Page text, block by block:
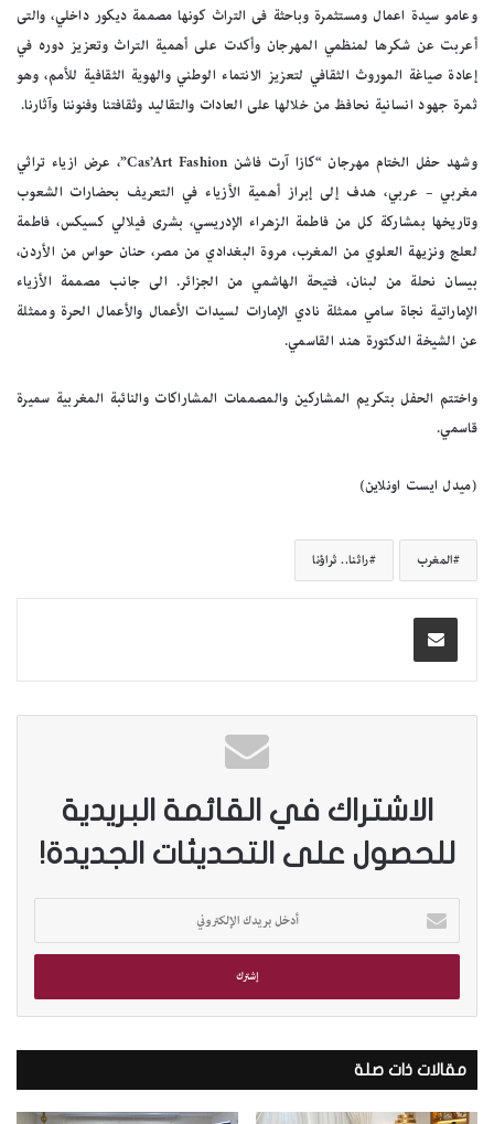
وعامو سيدة اعمال ومستثمرة وباحثة فى التراث كونها مصممة ديكور داخلي، والتى
أعربت عن شكرها لمنظمي المهرجان وأكدت على أهمية التراث وتعزيز دوره في
إعادة صياغة الموروث الثقافي لتعزيز الانتماء الوطني والهوية الثقافية للأمم، وهو
ثمرة جهود انسانية نحافظ من خلالها على العادات والتقاليد وثقافتنا وفنوننا وآثارنا.
وشهد حفل الختام مهرجان “كازا آرت فاشن Cas’Art Fashion”، عرض ازياء تراثي
مغربي – عربي، هدف إلى إبراز أهمية الأزياء في التعريف بحضارات الشعوب
وتاريخها بمشاركة كل من فاطمة الزهراء الإدريسي، بشرى فيلالي كسيكس، فاطمة
لعلج ونزيهة العلوي من المغرب، مروة البغدادي من مصر، حنان حواس من الأردن،
بيسان نحلة من لبنان، فتيحة الهاشمي من الجزائر. الى جانب مصممة الأزياء
الإماراتية نجاة سامي ممثلة نادي الإمارات لسيدات الأعمال والأعمال الحرة وممثلة
عن الشيخة الدكتورة هند القاسمي.
واختتم الحفل بتكريم المشاركين والمصممات المشاراكات والنائبة المغربية سميرة
قاسمي.
(ميدل ايست اونلاين)
المغرب راثنا.. ثراؤنا
الاشتراك في القائمة البريدية
للحصول على التحديثات الجديدة!
خ
ب
ي
د
ك
ا
مقالات ذات صلة